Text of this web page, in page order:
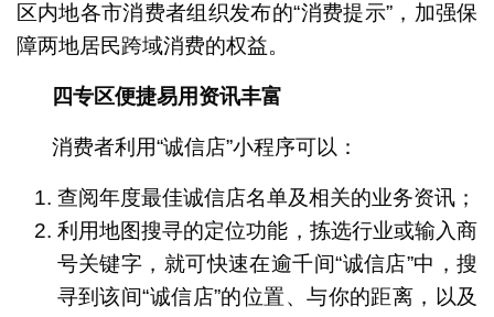
区内地各市消费者组织发布的“消费提示”，加强保
障两地居民跨域消费的权益。
四专区便捷易用资讯丰富
消费者利用“诚信店”小程序可以：
查阅年度最佳诚信店名单及相关的业务资讯；
利用地图搜寻的定位功能，拣选行业或输入商
号关键字，就可快速在逾千间“诚信店”中，搜
寻到该间“诚信店”的位置、与你的距离，以及